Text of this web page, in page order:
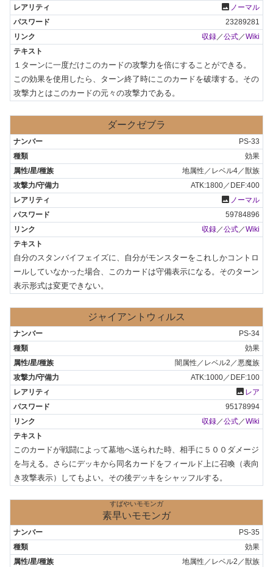
photo ノーマル
23289281
収録／公式／Wiki
１ターンに一度だけこのカードの攻撃力を倍にすることができる。
この効果を使用したら、ターン終了時にこのカードを破壊する。その
攻撃力とはこのカードの元々の攻撃力である。
ダークゼブラ
PS-33
効果
地属性／レベル4／獣族
ATK:1800／DEF:400
photo ノーマル
59784896
収録 ／公式 ／Wiki
自分のスタンバイフェイズに、自分がモンスターをこれしかコントロ
ールしていなかった場合、このカードは守備表示になる。そのターン
表示形式は変更できない。
ジャイアントウィルス
PS-34
効果
闇属性／レベル2／悪魔族
ATK:1000／DEF:100
photo レア
95178994
収録／公式／Wiki
このカードが戦闘によって墓地へ送られた時、相手に５００ダメージ
を与える。さらにデッキから同名カードをフィールド上に召喚（表向
き攻撃表示）してもよい。その後デッキをシャッフルする。
すばやいモモンガ
素早いモモンガ
PS-35
効果
地属性／レベル2／獣族